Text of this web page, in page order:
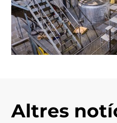
Altres